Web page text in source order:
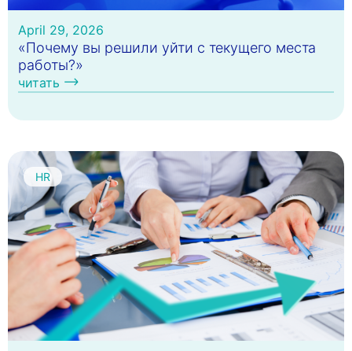
April 29, 2026
«Почему вы решили уйти с текущего места
работы?»
читать
HR